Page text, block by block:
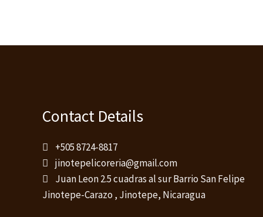
Contact Details
+505 8724-8817
jinotepelicoreria@gmail.com
Juan Leon 2.5 cuadras al sur Barrio San Felipe
Jinotepe-Carazo , Jinotepe, Nicaragua